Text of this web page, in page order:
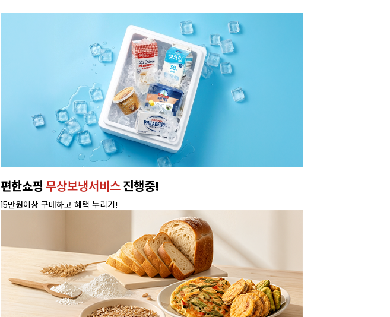
편한쇼핑 무상보냉서비스진행중!
15만원이상 구매하고 혜택 누리기!